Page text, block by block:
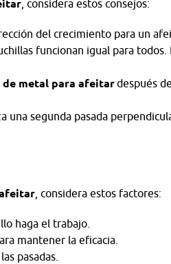
, considera estos consejos:
del crecimiento para un
funcionan igual para todos.
metal para afeitardespués
una segunda pasada
, considera estos factores:
haga el trabajo.
mantener la eficacia.
pasadas.